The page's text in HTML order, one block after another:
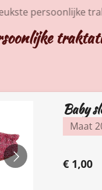
persoonlijke
Baby
Maat
€ 1,00